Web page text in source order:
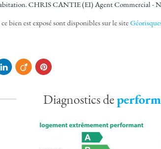
CHRIS CANTIE (EI) Agent Commercial -
bien est exposé sont disponibles sur le site
Diagnostics de